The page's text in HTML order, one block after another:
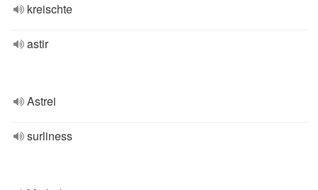
kreischte
astir
Astrei
surliness